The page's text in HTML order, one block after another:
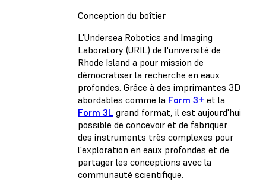
Conception du boîtier
L'Undersea Robotics and Imaging
Laboratory (URIL) de l'université de
Rhode Island a pour mission de
démocratiser la recherche en eaux
profondes. Grâce à des imprimantes 3D
abordables comme la Form 3+ et la
Form 3L grand format, il est aujourd'hui
possible de concevoir et de fabriquer
des instruments très complexes pour
l'exploration en eaux profondes et de
partager les conceptions avec la
communauté scientifique.